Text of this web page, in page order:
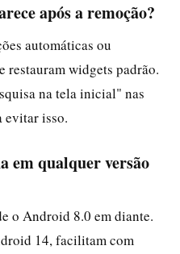
após a remoção?
automáticas ou
restauram widgets padrão.
na tela inicial" nas
evitar isso.
em qualquer versão
o Android 8.0 em diante.
14, facilitam com